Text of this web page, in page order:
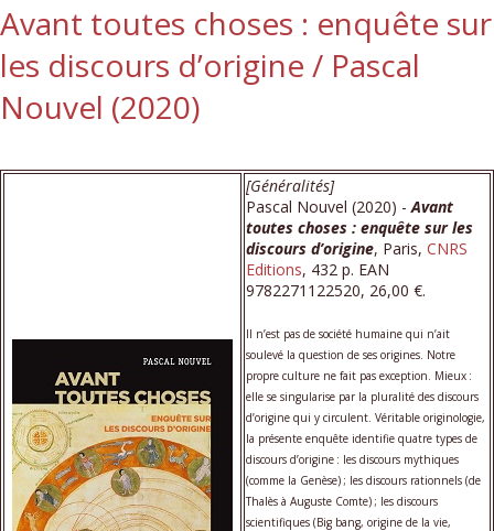
Avant toutes choses : enquête sur
les discours d’origine / Pascal
Nouvel (2020)
[Généralités]
Pascal Nouvel (2020) - Avant
toutes choses : enquête sur les
discours d’origine, Paris, CNRS
Editions, 432 p. EAN
9782271122520, 26,00 €.
Il n’est pas de société humaine qui n’ait
soulevé la question de ses origines. Notre
propre culture ne fait pas exception. Mieux :
elle se singularise par la pluralité des discours
d’origine qui y circulent. Véritable originologie,
la présente enquête identifie quatre types de
discours d’origine : les discours mythiques
(comme la Genèse) ; les discours rationnels (de
Thalès à Auguste Comte) ; les discours
scientifiques (Big bang, origine de la vie,